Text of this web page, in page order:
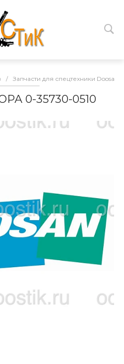
/ Запчасти для спецтехники Doosan
0-35730-0510